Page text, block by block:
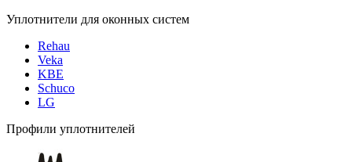
Уплотнители для оконных систем
Rehau
Veka
KBE
Schuco
LG
Профили уплотнителей